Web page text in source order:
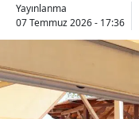
Yayınlanma
07 Temmuz 2026 - 17:36